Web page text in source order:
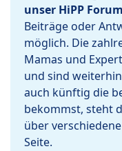
unser HiPP
Beiträge oder
möglich. Die
Mamas und
und sind
auch künftig die
bekommst, steht
über
Seite.